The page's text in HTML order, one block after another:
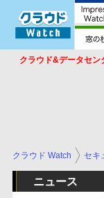
クラウド&データセン
クラウド Watch セキ
ニュース